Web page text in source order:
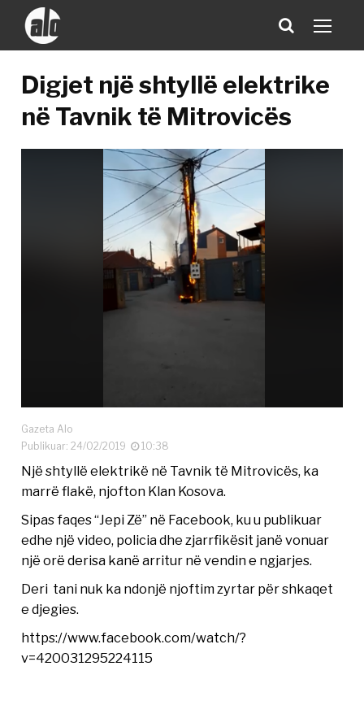
Digjet një shtyllë elektrike
në Tavnik të Mitrovicës
Gazeta Alo
Publikuar: 24/02/2019
10:38
Një shtyllë elektrikë në Tavnik të Mitrovicës, ka
marrë flakë, njofton Klan Kosova.
Sipas faqes “Jepi Zë” në Facebook, ku u publikuar
edhe një video, policia dhe zjarrfikësit janë vonuar
një orë derisa kanë arritur në vendin e ngjarjes.
Deri tani nuk ka ndonjë njoftim zyrtar për shkaqet
e djegies.
https://www.facebook.com/watch/?
v=420031295224115